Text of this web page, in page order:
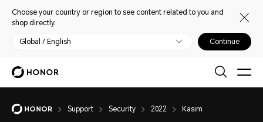
Choose your country or region to see content related to you and
shop directly.
Global / English Continue
Support Security 2022 Kasım